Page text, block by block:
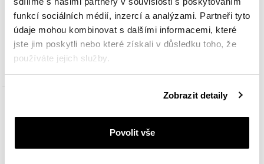
funkcí sociálních médií, inzercí a analýzami. Partneři tyto
údaje mohou kombinovat s dalšími informacemi, které
jste jim poskytli nebo které získali v důsledku toho, že
používáte jejich služby.
Zásadách ochrany osobních údajů
Zobrazit detaily
Povolit vše
Pozlacený stříbrný přívěsek Charms se smaltem - motýl
890 Kč